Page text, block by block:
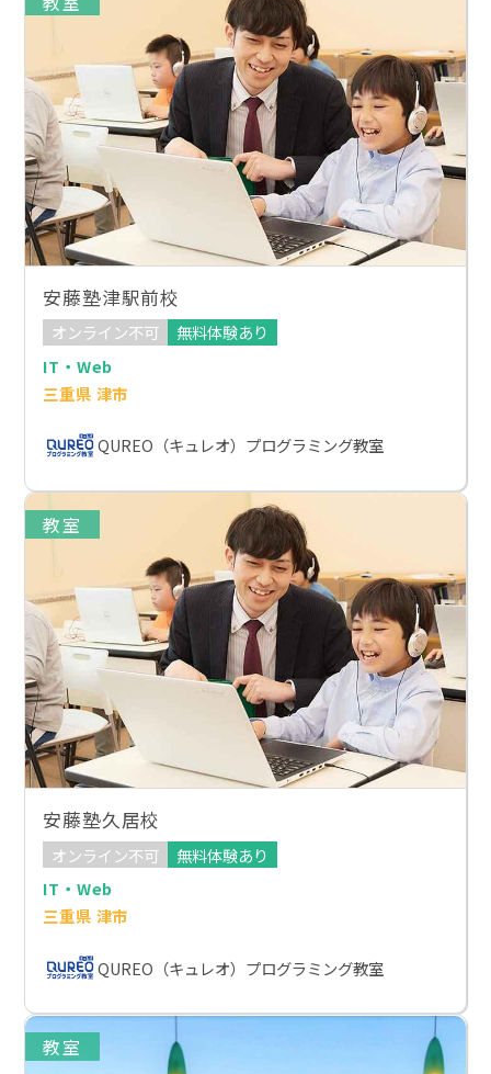
安藤塾津駅前校
オンライン不可
無料体験あり
IT・Web
三重県 津市
QUREO（キュレオ）プログラミング教室
教室
安藤塾久居校
オンライン不可
無料体験あり
IT・Web
三重県 津市
QUREO（キュレオ）プログラミング教室
教室